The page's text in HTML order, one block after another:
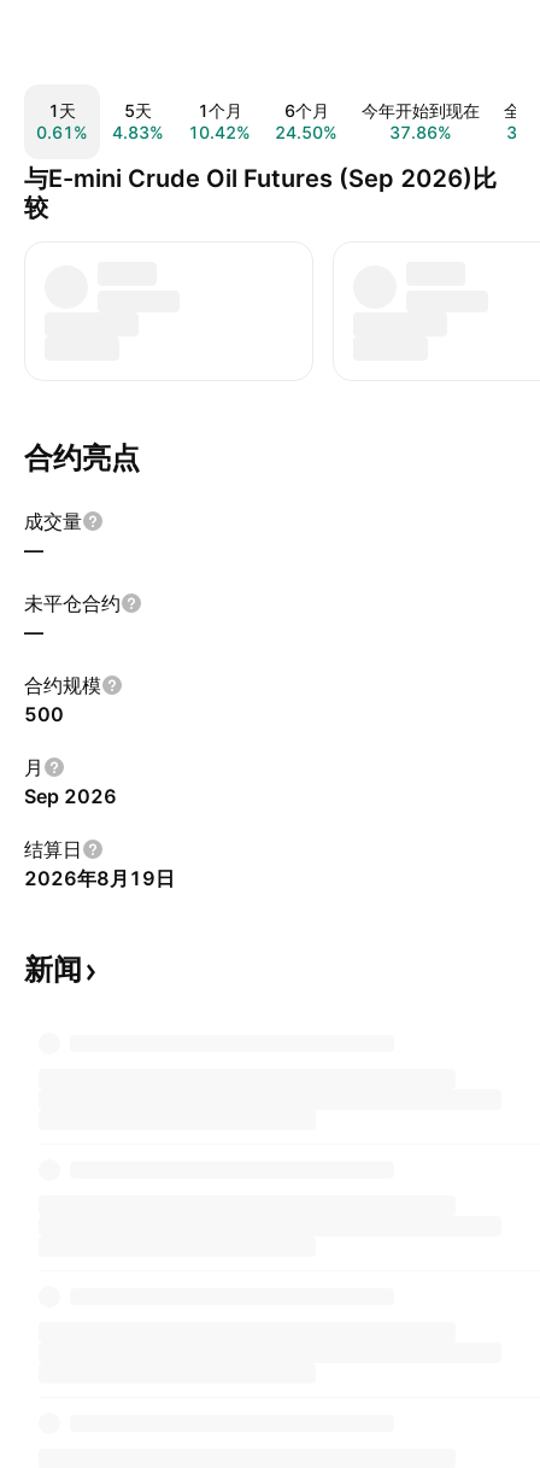
1天
0.61%
5天
4.83%
1个月
10.42%
6个月
24.50%
今年开始到现在
37.86%
全
与E-mini Crude Oil Futures (Sep 2026)比
较
合约亮点
成交量
—
未平仓合约
—
合约规模
500
月
Sep 2026
结算日
2026年8月19日
新闻